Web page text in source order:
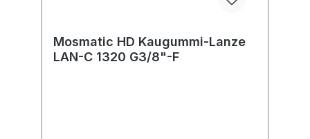
Mosmatic HD Kaugummi-Lanze
LAN-C 1320 G3/8"-F